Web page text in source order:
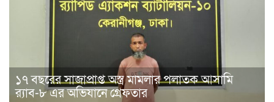
১৭ বছরের সাজাপ্রাপ্ত অস্ত্র মামলার পলাতক আসামি
র‍্যাব-৮ এর অভিযানে গ্রেফতার